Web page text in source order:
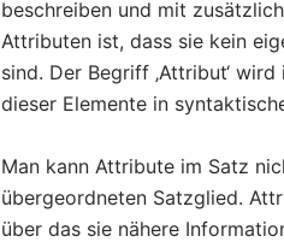
beschreiben und mit
Attributen ist, dass sie kein
sind. Der Begriff ‚Attribut‘ wird
dieser Elemente in
Man kann Attribute im Satz
übergeordneten Satzglied.
über das sie nähere